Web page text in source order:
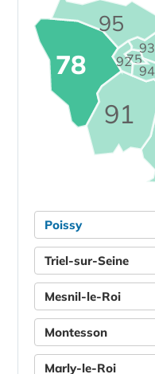
75
78
91
92
93
94
95
Poissy
Triel-sur-Seine
Mesnil-le-Roi
Montesson
Marly-le-Roi